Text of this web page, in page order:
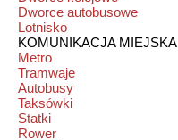
Dworce autobusowe
Lotnisko
KOMUNIKACJA MIEJSKA
Metro
Tramwaje
Autobusy
Taksówki
Statki
Rower